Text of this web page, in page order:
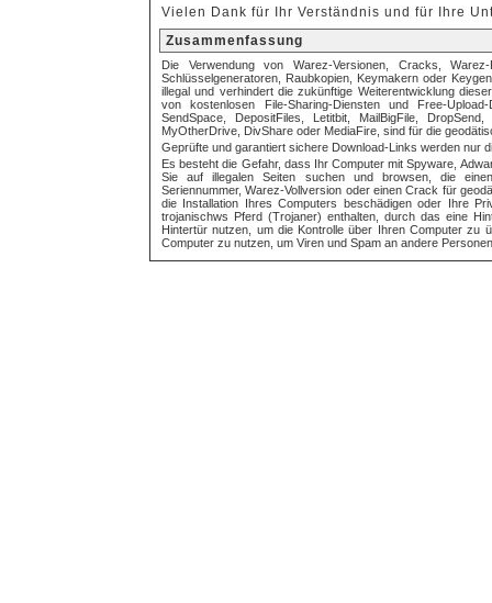
Vielen Dank für Ihr Verständnis und für Ihre
Zusammenfassung
Die Verwendung von Warez-Versionen, Cracks,
Schlüsselgeneratoren, Raubkopien, Keymakern oder
illegal und verhindert die zukünftige Weiterentwicklung
von kostenlosen File-Sharing-Diensten und Free-
SendSpace, DepositFiles, Letitbit, MailBigFile,
MyOtherDrive, DivShare oder MediaFire, sind für die
Geprüfte und garantiert sichere Download-Links werden nur
Es besteht die Gefahr, dass Ihr Computer mit Spyware,
Sie auf illegalen Seiten suchen und browsen, die
Seriennummer, Warez-Vollversion oder einen Crack für
die Installation Ihres Computers beschädigen oder Ihre
trojanischws Pferd (Trojaner) enthalten, durch das eine
Hintertür nutzen, um die Kontrolle über Ihren Computer zu
Computer zu nutzen, um Viren und Spam an andere